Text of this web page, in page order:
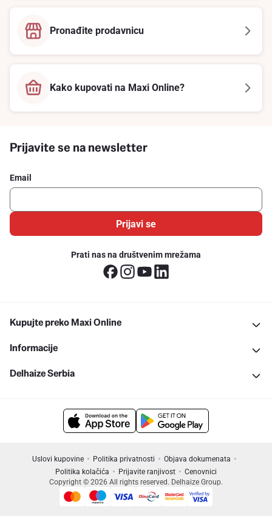
Pronađite prodavnicu
Kako kupovati na Maxi Online?
Prijavite se na newsletter
Email
Prijavi se
Prati nas na društvenim mrežama
Kupujte preko Maxi Online
Informacije
Delhaize Serbia
Uslovi kupovine Politika privatnosti
Objava dokumenata
Politika kolačića
Prijavite ranjivost
Cenovnici
Copyright © 2026 All rights reserved. Delhaize Group.